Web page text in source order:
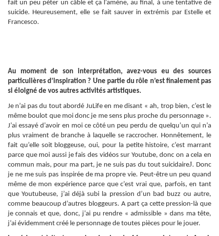
fait un peu péter un câble et ça l’amène, au final, à une tentative de
suicide. Heureusement, elle se fait sauver in extrémis par Estelle et
Francesco.
Au moment de son interprétation, avez-vous eu des sources
particulières d’inspiration ? Une partie du rôle n’est finalement pas
si éloigné de vos autres activités artistiques.
Je n’ai pas du tout abordé JuLife en me disant « ah, trop bien, c’est le
même boulot que moi donc je me sens plus proche du personnage ».
J’ai essayé d’avoir en moi ce côté un peu perdu de quelqu’un qui n’a
plus vraiment de branche à laquelle se raccrocher. Honnêtement, le
fait qu’elle soit bloggeuse, oui, pour la petite histoire, c’est marrant
parce que moi aussi je fais des vidéos sur Youtube, donc on a cela en
commun mais, pour ma part, je ne suis pas du tout suicidaireJ. Donc
je ne me suis pas inspirée de ma propre vie. Peut-être un peu quand
même de mon expérience parce que c’est vrai que, parfois, en tant
que Youtubeuse, j’ai déjà subi la pression d’un bad buzz ou autre,
comme beaucoup d’autres bloggeurs. A part ça cette pression-là que
je connais et que, donc, j’ai pu rendre « admissible » dans ma tête,
j’ai évidemment créé le personnage de toutes pièces pour le jouer.